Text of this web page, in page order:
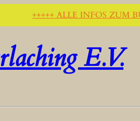
+++++ ALLE INFOS ZUM
E.V.